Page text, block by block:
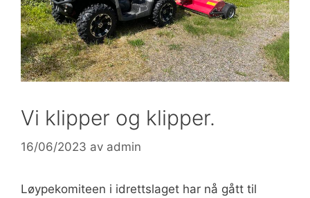
Vi klipper og klipper.
16/06/2023 av admin
Løypekomiteen i idrettslaget har nå gått til